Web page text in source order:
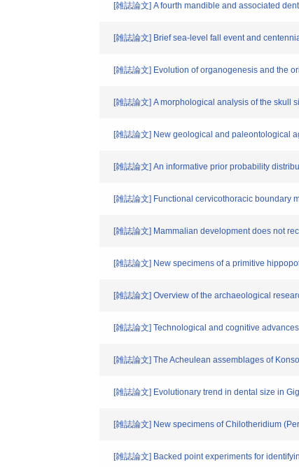
[雑誌論文] A fourth mandible and associated
[雑誌論文] Brief sea-level fall event and
[雑誌論文] Evolution of organogenesis and the
[雑誌論文] A morphological analysis of the skull
[雑誌論文] New geological and paleontological
[雑誌論文] An informative prior probability
[雑誌論文] Functional cervicothoracic boundary
[雑誌論文] Mammalian development does not
[雑誌論文] New specimens of a primitive
[雑誌論文] Overview of the archaeological
[雑誌論文] Technological and cognitive
[雑誌論文] The Acheulean assemblages of
[雑誌論文] Evolutionary trend in dental size in
[雑誌論文] New specimens of Chilotheridium
[雑誌論文] Backed point experiments for